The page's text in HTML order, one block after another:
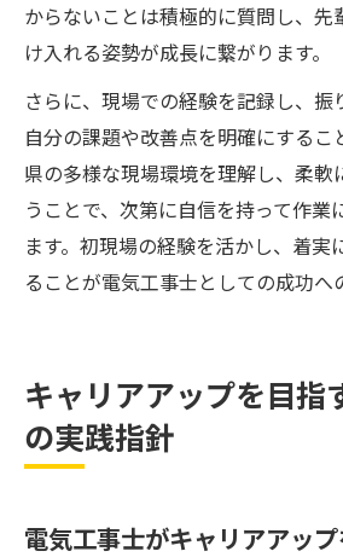
からないことは積極的に質問し、先
け入れる姿勢が成長に繋がります。
さらに、現場での経験を記録し、振
自分の課題や改善点を明確にするこ
県の多様な現場環境を理解し、柔軟
うことで、次第に自信を持って作業
ます。初現場の経験を活かし、着実
ることが電気工事士としての成功へ
キャリアアップを目指
の実践指針
電気工事士がキャリアアッ